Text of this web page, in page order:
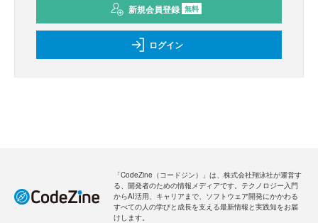
新規会員登録 無料
ログイン
「CodeZine（コードジン）」は、株式会社翔泳社が運営す
る、開発者のための情報メディアです。テクノロジー入門
からAI活用、キャリアまで、ソフトウェア開発にかかわる
すべての人の学びと成長を支える最新情報と実践知をお届
けします。